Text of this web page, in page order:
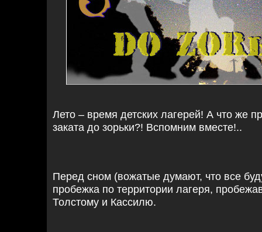
Лето – время детских лагерей! А что же
заката до зорьки?! Вспомним вместе!..
Перед сном (вожатые думают, что все
пробежка по территории лагеря,
Толстому и Кассилю.